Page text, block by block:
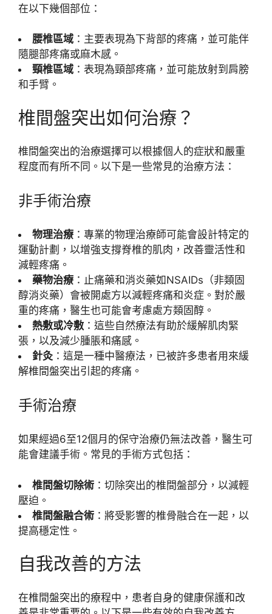
在以下幾個部位：
腰椎區域 ：主要表現為下背部的疼痛，並可能伴
隨腿部疼痛或麻木感。
頸椎區域 ：表現為頸部疼痛，並可能放射到肩膀
和手臂。
椎間盤突出如何治療？
椎間盤突出的治療選擇可以根據個人的症狀和嚴重
程度而有所不同。以下是一些常見的治療方法：
非手術治療
物理治療：專業的物理治療師可能會設計特定的
運動計劃，以增強支撐脊椎的肌肉，改善靈活性和
減輕疼痛。
藥物治療：止痛藥和消炎藥如NSAIDs（非類固
醇消炎藥）會被開處方以減輕疼痛和炎症。對於嚴
重的疼痛，醫生也可能會考慮處方類固醇。
熱敷或冷敷 ：這些自然療法有助於緩解肌肉緊
張，以及減少腫脹和痛感。
針灸 ：這是一種中醫療法，已被許多患者用來緩
解椎間盤突出引起的疼痛。
手術治療
如果經過6至12個月的保守治療仍無法改善，醫生可
能會建議手術。常見的手術方式包括：
椎間盤切除術 ：切除突出的椎間盤部分，以減輕
壓迫。
椎間盤融合術 ：將受影響的椎骨融合在一起，以
提高穩定性。
自我改善的方法
在椎間盤突出的療程中，患者自身的健康保護和改